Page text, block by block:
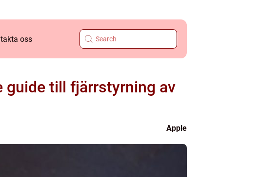
oss
guide till fjärrstyrning av
Apple